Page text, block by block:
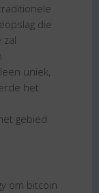
die
zal
uniek,
het
gebied
om bitcoin